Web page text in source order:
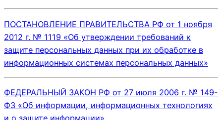
ПОСТАНОВЛЕНИЕ ПРАВИТЕЛЬСТВА РФ от 1 ноября
2012 г. № 1119 «Об утверждении требований к
защите персональных данных при их обработке в
информационных системах персональных данных»
ФЕДЕРАЛЬНЫЙ ЗАКОН РФ от 27 июля 2006 г. № 149-
ФЗ «Об информации, информационных технологиях